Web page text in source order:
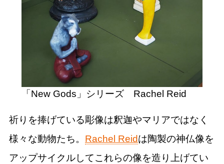
「New Gods」シリーズ Rachel Reid
祈りを捧げている彫像は釈迦やマリアではなく
様々な動物たち。 Rachel Reidは陶製の神仏像を
アップサイクルしてこれらの像を造り上げてい